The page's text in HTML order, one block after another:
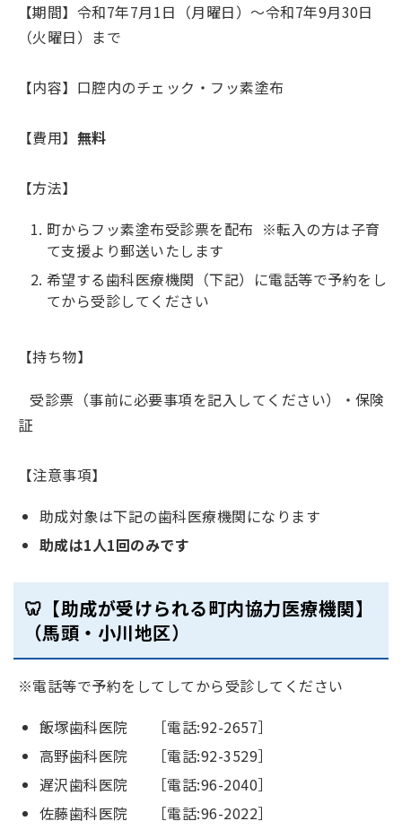
【期間】令和7年7月1日（月曜日）～令和7年9月30日
（火曜日）まで
【内容】口腔内のチェック・フッ素塗布
【費用】 無料
【方法】
町からフッ素塗布受診票を配布 ※転入の方は子育
て支援より郵送いたします
希望する歯科医療機関（下記）に電話等で予約をし
てから受診してください
【持ち物】
受診票（事前に必要事項を記入してください）・保険
証
【注意事項】
助成対象は下記の歯科医療機関になります
助成は1人1回のみです
🦷【助成が受けられる町内協力医療機関】
（馬頭・小川地区）
※電話等で予約をしてしてから受診してください
飯塚歯科医院 ［電話:92-2657］
高野歯科医院 ［電話:92-3529］
遅沢歯科医院 ［電話:96-2040］
佐藤歯科医院 ［電話:96-2022］